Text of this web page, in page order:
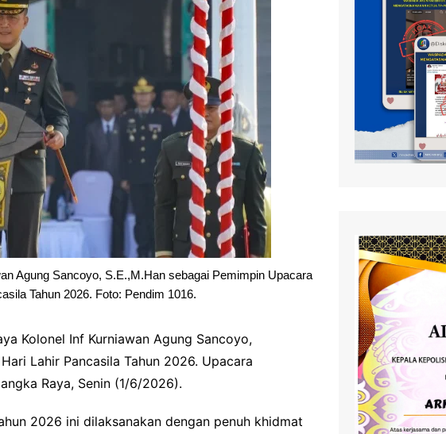
Agung Sancoyo, S.E.,M.Han sebagai Pemimpin Upacara
Tahun 2026. Foto: Pendim 1016.
Kolonel Inf Kurniawan Agung Sancoyo,
Lahir Pancasila Tahun 2026. Upacara
Raya, Senin (1/6/2026).
2026 ini dilaksanakan dengan penuh khidmat